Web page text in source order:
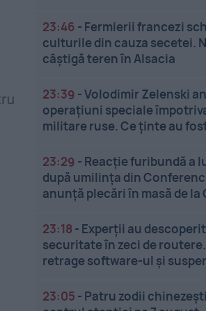
23:46 - Fermierii francezi
culturile din cauza secetei.
câștigă teren în Alsacia
23:39 -Volodimir Zelenski
operațiuni speciale
militare ruse. Ce ținte au
23:29 - Reacție furibundă a
după umilința din
anunță plecări în masă de la
23:18 - Experții au
securitate în zeci de
retrage software-ul și
23:05 - Patru zodii